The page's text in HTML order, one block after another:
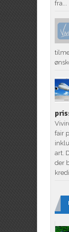
fra...
fair
art.
der